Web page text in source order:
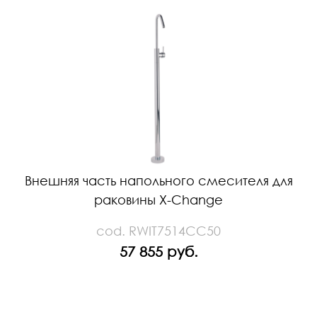
Внешняя часть напольного смесителя для
раковины X-Change
cod. RWIT7514CC50
57 855 руб.